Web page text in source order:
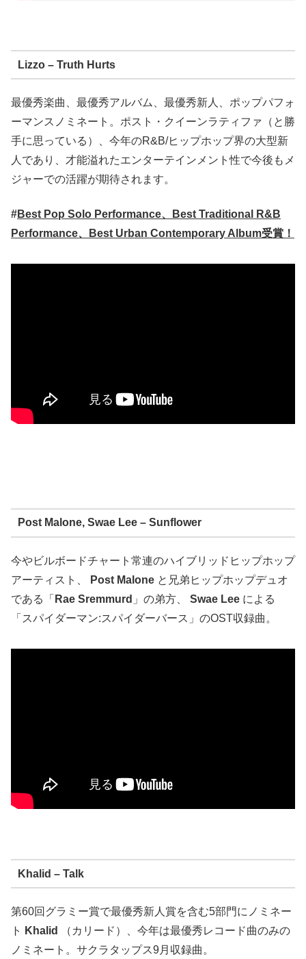
Lizzo – Truth Hurts
最優秀楽曲、最優秀アルバム、最優秀新人、ポップパフォ
ーマンスノミネート。ポスト・クイーンラティファ（と勝
手に思っている）、今年のR&B/ヒップホップ界の大型新
人であり、才能溢れたエンターテインメント性で今後もメ
ジャーでの活躍が期待されます。
#Best Pop Solo Performance、Best Traditional R&B
Performance、Best Urban Contemporary Album受賞！
Post Malone, Swae Lee – Sunflower
今やビルボードチャート常連のハイブリッドヒップホップ
アーティスト、
Post Malone と兄弟ヒップホップデュオ
である「 Rae Sremmurd 」の弟方、 Swae Lee による
「スパイダーマン:スパイダーバース」のOST収録曲。
Khalid – Talk
第60回グラミー賞で最優秀新人賞を含む5部門にノミネー
ト
Khalid
（カリード）、今年は最優秀レコード曲のみの
ノミネート。サクラタップス9月収録曲。